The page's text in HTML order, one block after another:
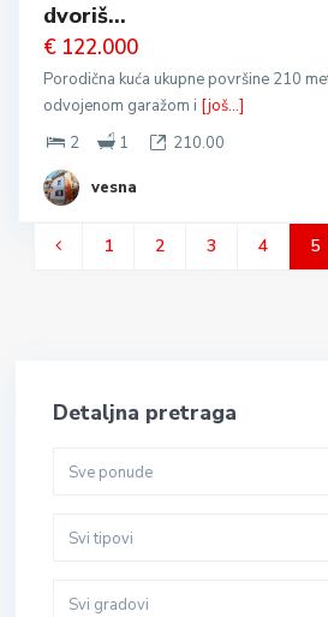
dvoriš...
€ 122.000
Porodična kuća ukupne površine 210
odvojenom garažom i [još...]
2
1 210.00
vesna
1 2 3 4 5
Detaljna pretraga
Sve ponude
Svi tipovi
Svi gradovi